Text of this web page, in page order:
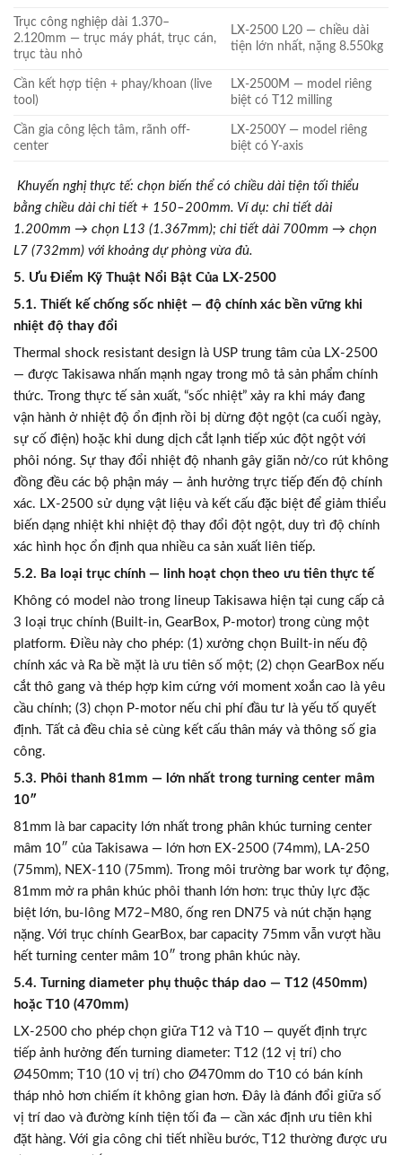
Trục công nghiệp dài 1.370–
2.120mm — trục máy phát, trục cán,
trục tàu nhỏ
LX-2500 L20 — chiều dài
tiện lớn nhất, nặng 8.550kg
Cần kết hợp tiện + phay/khoan (live
tool)
LX-2500M — model riêng
biệt có T12 milling
Cần gia công lệch tâm, rãnh off-
center
LX-2500Y — model riêng
biệt có Y-axis
Khuyến nghị thực tế: chọn biến thể có chiều dài tiện tối thiểu
bằng chiều dài chi tiết + 150–200mm. Ví dụ: chi tiết dài
1.200mm → chọn L13 (1.367mm); chi tiết dài 700mm → chọn
L7 (732mm) với khoảng dự phòng vừa đủ.
5. Ưu Điểm Kỹ Thuật Nổi Bật Của LX-2500
5.1. Thiết kế chống sốc nhiệt — độ chính xác bền vững khi
nhiệt độ thay đổi
Thermal shock resistant design là USP trung tâm của LX-2500
— được Takisawa nhấn mạnh ngay trong mô tả sản phẩm chính
thức. Trong thực tế sản xuất, “sốc nhiệt” xảy ra khi máy đang
vận hành ở nhiệt độ ổn định rồi bị dừng đột ngột (ca cuối ngày,
sự cố điện) hoặc khi dung dịch cắt lạnh tiếp xúc đột ngột với
phôi nóng. Sự thay đổi nhiệt độ nhanh gây giãn nở/co rút không
đồng đều các bộ phận máy — ảnh hưởng trực tiếp đến độ chính
xác. LX-2500 sử dụng vật liệu và kết cấu đặc biệt để giảm thiểu
biến dạng nhiệt khi nhiệt độ thay đổi đột ngột, duy trì độ chính
xác hình học ổn định qua nhiều ca sản xuất liên tiếp.
5.2. Ba loại trục chính — linh hoạt chọn theo ưu tiên thực tế
Không có model nào trong lineup Takisawa hiện tại cung cấp cả
3 loại trục chính (Built-in, GearBox, P-motor) trong cùng một
platform. Điều này cho phép: (1) xưởng chọn Built-in nếu độ
chính xác và Ra bề mặt là ưu tiên số một; (2) chọn GearBox nếu
cắt thô gang và thép hợp kim cứng với moment xoắn cao là yêu
cầu chính; (3) chọn P-motor nếu chi phí đầu tư là yếu tố quyết
định. Tất cả đều chia sẻ cùng kết cấu thân máy và thông số gia
công.
5.3. Phôi thanh 81mm — lớn nhất trong turning center mâm
10″
81mm là bar capacity lớn nhất trong phân khúc turning center
mâm 10″ của Takisawa — lớn hơn EX-2500 (74mm), LA-250
(75mm), NEX-110 (75mm). Trong môi trường bar work tự động,
81mm mở ra phân khúc phôi thanh lớn hơn: trục thủy lực đặc
biệt lớn, bu-lông M72–M80, ống ren DN75 và nút chặn hạng
nặng. Với trục chính GearBox, bar capacity 75mm vẫn vượt hầu
hết turning center mâm 10″ trong phân khúc này.
5.4. Turning diameter phụ thuộc tháp dao — T12 (450mm)
hoặc T10 (470mm)
LX-2500 cho phép chọn giữa T12 và T10 — quyết định trực
tiếp ảnh hưởng đến turning diameter: T12 (12 vị trí) cho
Ø450mm; T10 (10 vị trí) cho Ø470mm do T10 có bán kính
tháp nhỏ hơn chiếm ít không gian hơn. Đây là đánh đổi giữa số
vị trí dao và đường kính tiện tối đa — cần xác định ưu tiên khi
đặt hàng. Với gia công chi tiết nhiều bước, T12 thường được ưu